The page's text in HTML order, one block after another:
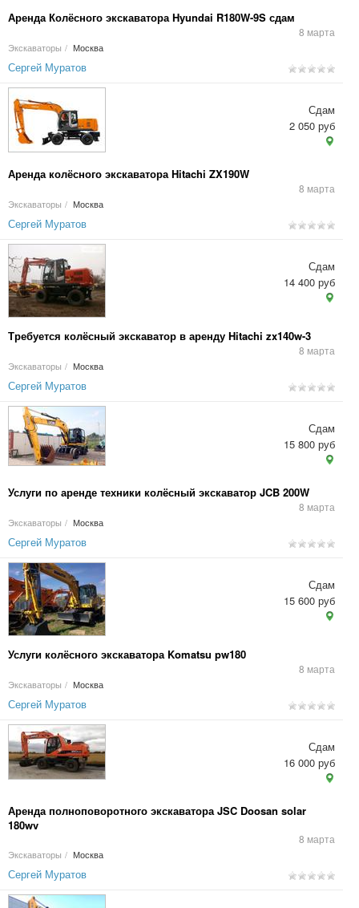
Аренда Колёсного экскаватора Hyundai R180W-9S сдам
8 марта
Экскаваторы / Москва
Сергей Муратов
Аренда колёсного экскаватора Hitachi ZX190W
8 марта
Экскаваторы / Москва
Сдам
2 050 руб
Сергей Муратов
Требуется колёсный экскаватор в аренду Hitachi zx140w-3
8 марта
Экскаваторы / Москва
Сдам
14 400 руб
Сергей Муратов
Услуги по аренде техники колёсный экскаватор JCB 200W
8 марта
Экскаваторы / Москва
Сдам
15 800 руб
Сергей Муратов
Услуги колёсного экскаватора Komatsu pw180
8 марта
Экскаваторы / Москва
Сдам
15 600 руб
Сергей Муратов
Аренда полноповоротного экскаватора JSC Doosan solar
180wv
8 марта
Экскаваторы / Москва
Сдам
16 000 руб
Сергей Муратов